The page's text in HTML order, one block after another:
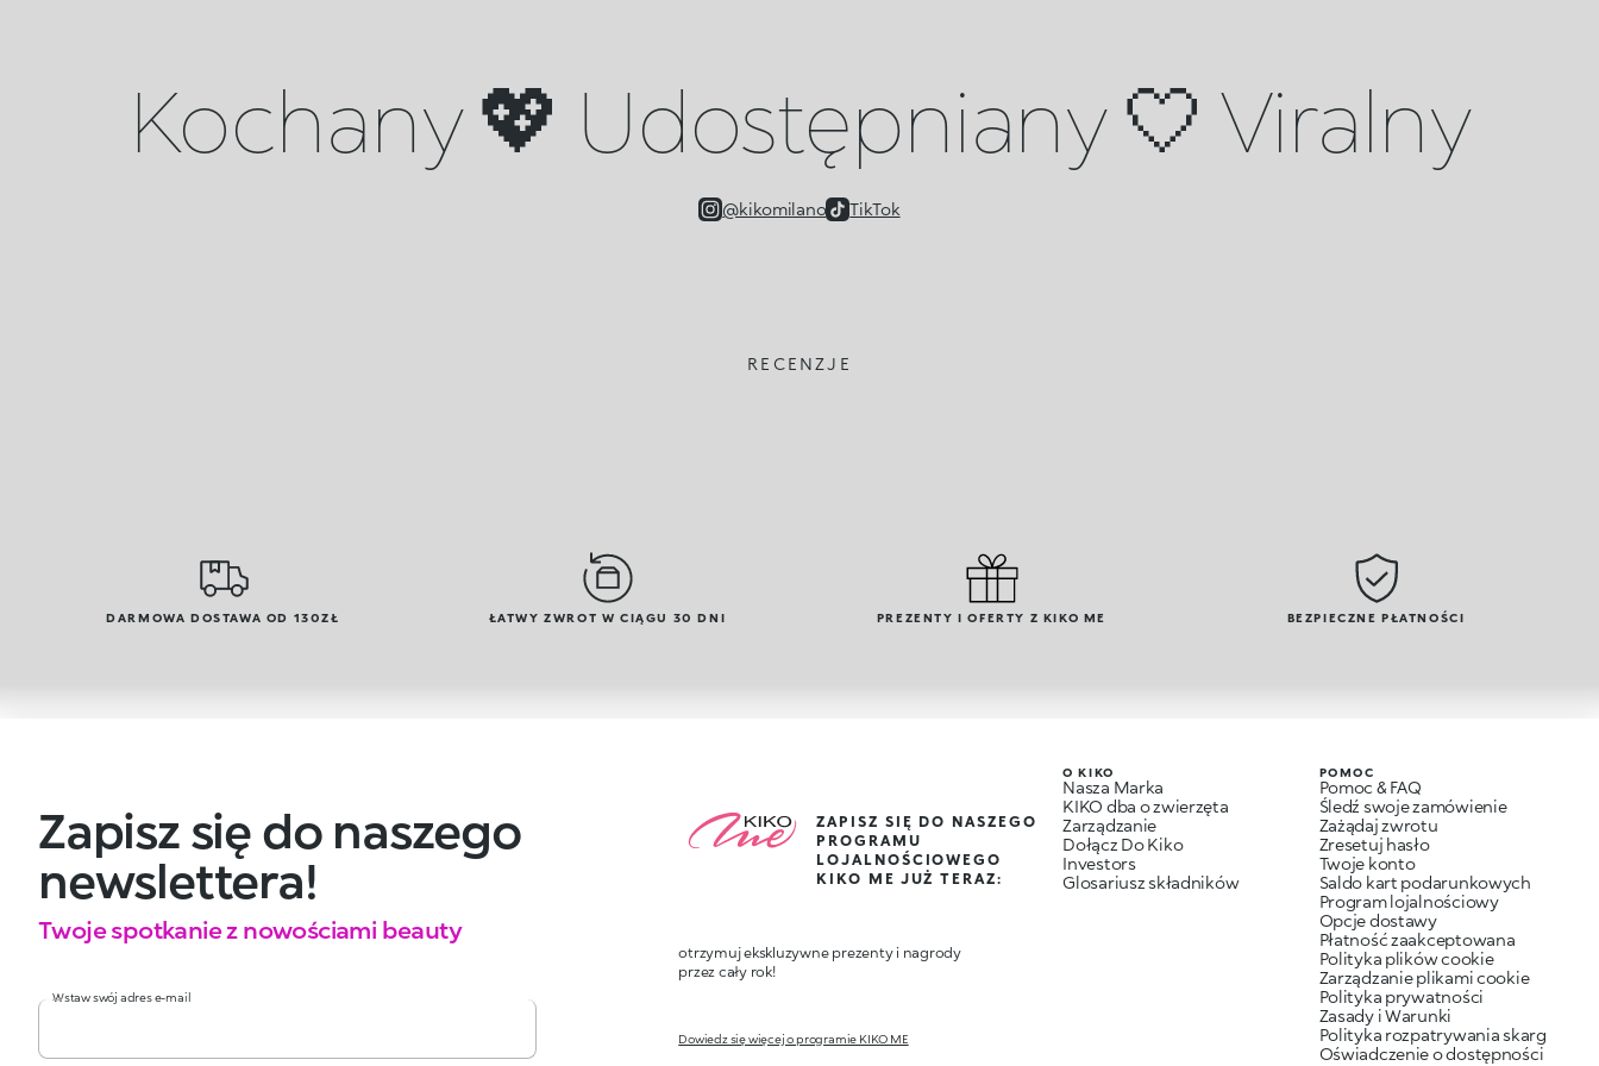
Kochany 💖 Udostępniany 🤍 Viralny
@kikomilano TikTok
RECENZJE
DARMOWA DOSTAWA OD 130ZŁ ŁATWY ZWROT W CIĄGU 30 DNI PREZENTY I OFERTY Z KIKO ME BEZPIECZNE PŁATNOŚCI
Zapisz się do naszego
newslettera!
Twoje spotkanie z nowościami beauty
Wstaw swój adres e-mail
ZAPISZ SIĘ DO NASZEGO
PROGRAMU
LOJALNOŚCIOWEGO
KIKO ME JUŻ TERAZ:
otrzymuj ekskluzywne prezenty i nagrody
przez cały rok!
Dowiedz się więcej o programie KIKO ME
O KIKO
Nasza Marka
KIKO dba o zwierzęta
Zarządzanie
Dołącz Do Kiko
Investors
Glosariusz składników
POMOC
Pomoc & FAQ
Śledź swoje zamówienie
Zażądaj zwrotu
Zresetuj hasło
Twoje konto
Saldo kart podarunkowych
Program lojalnościowy
Opcje dostawy
Płatność zaakceptowana
Polityka plików cookie
Zarządzanie plikami cookie
Polityka prywatności
Zasady i Warunki
Polityka rozpatrywania skarg
Oświadczenie o dostępności